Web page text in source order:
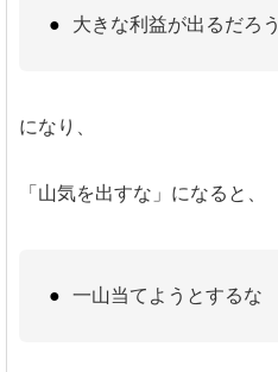
大きな利益が出るだろう
になり、
「山気を出すな」になると、
一山当てようとするな